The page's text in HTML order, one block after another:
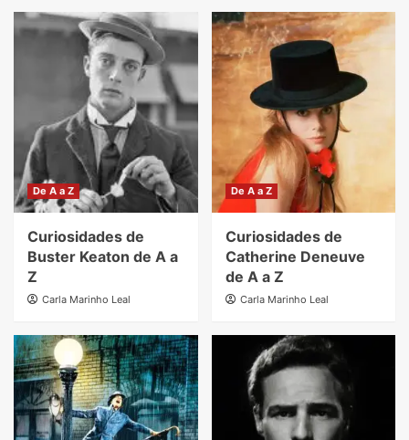
De A a Z
Curiosidades de
Buster Keaton de A a
Z
Carla Marinho Leal
De A a Z
Curiosidades de
Catherine Deneuve
de A a Z
Carla Marinho Leal